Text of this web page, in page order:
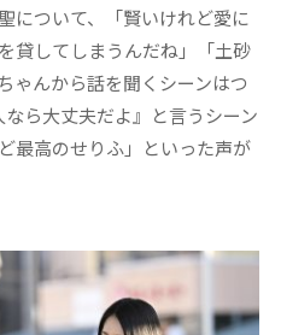
について、「賢いけれど愛に
貸してしまうんだね」「土砂
ゃんから話を聞くシーンはつ
ら大丈夫だよ』と言うシーン
最高のせりふ」といった声が